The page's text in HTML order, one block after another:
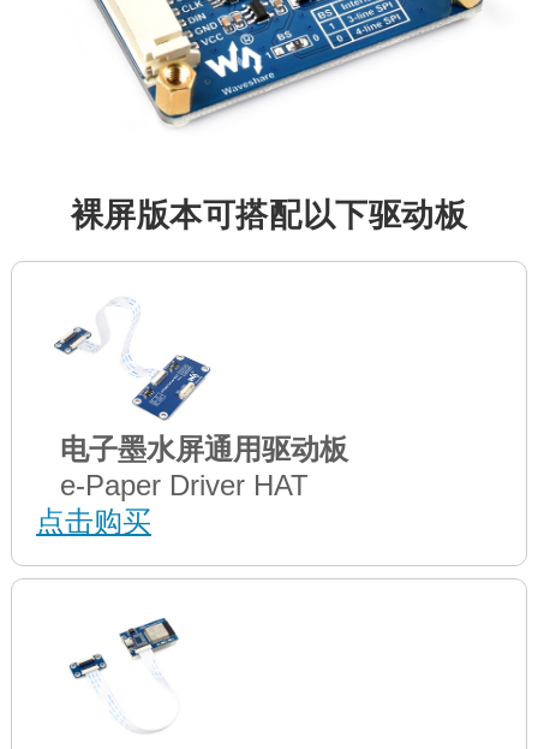
裸屏版本可搭配以下驱动板
电子墨水屏通用驱动板
e-Paper Driver HAT
点击购买